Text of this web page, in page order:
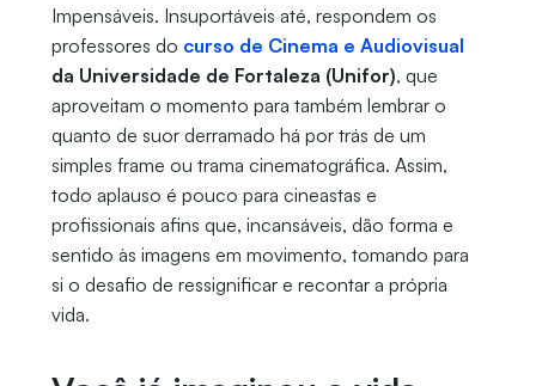
Impensáveis. Insuportáveis até, respondem os
professores do curso de Cinema e Audiovisual
da Universidade de Fortaleza (Unifor), que
aproveitam o momento para também lembrar o
quanto de suor derramado há por trás de um
simples frame ou trama cinematográfica. Assim,
todo aplauso é pouco para cineastas e
profissionais afins que, incansáveis, dão forma e
sentido às imagens em movimento, tomando para
si o desafio de ressignificar e recontar a própria
vida.